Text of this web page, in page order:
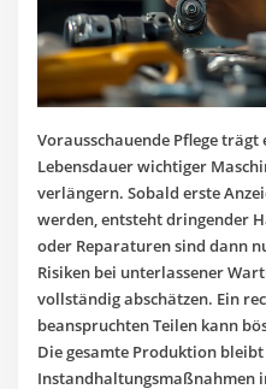
Vorausschauende Pflege
Lebensdauer wichtiger
verlängern. Sobald erste
werden, entsteht dringender
oder Reparaturen sind dann
Risiken bei unterlassener
vollständig abschätzen. Ein
beanspruchten Teilen kann
Die gesamte Produktion
Instandhaltungsmaßnahmen